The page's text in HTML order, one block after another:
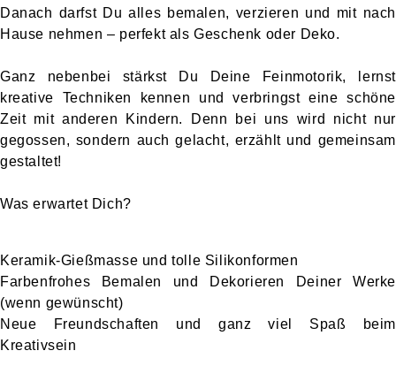
Danach darfst Du alles bemalen, verzieren und mit nach
Hause nehmen – perfekt als Geschenk oder Deko.
Ganz nebenbei stärkst Du Deine Feinmotorik, lernst
kreative Techniken kennen und verbringst eine schöne
Zeit mit anderen Kindern. Denn bei uns wird nicht nur
gegossen, sondern auchgelacht, erzählt und gemeinsam
gestaltet!
Was erwartet Dich?
Keramik-Gießmasse und tolle Silikonformen
Farbenfrohes Bemalen und Dekorieren Deiner Werke
(wenn gewünscht)
Neue Freundschaften und ganz viel Spaß beim
Kreativsein